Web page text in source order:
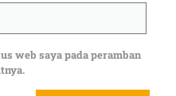
web saya pada peramban